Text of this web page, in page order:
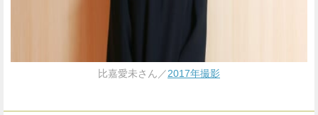
比嘉愛未さん／ 2017年撮影